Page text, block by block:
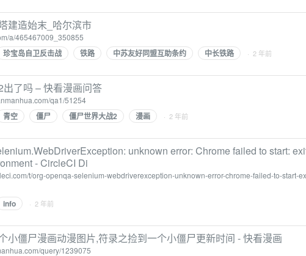
建造始末_哈尔滨市
a/465467009_350855
珍宝岛自卫反击战 铁路 中苏友好同盟互助条约 中长铁路 · 2 年前
了吗 – 快看漫画问答
qa1/51254
青空 僵尸 僵尸世界大战2 漫画 · 2 年前
unknown error: Chrome failed to start:
- CircleCI Di
t/org-openqa-selenium-webdriverexception-unknown-error-chrome-failed-to-start-
info · 2 年前
小僵尸漫画动漫图片,符录之捡到一个小僵尸更新时间 - 快看漫画
query/1239075